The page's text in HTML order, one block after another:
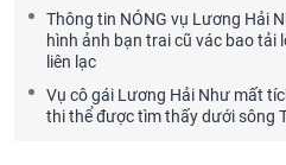
Thông tin NÓNG vụ Lương Hải
hình ảnh bạn trai cũ vác bao tải
liên lạc
Vụ cô gái Lương Hải Như mất
thi thể được tìm thấy dưới sông